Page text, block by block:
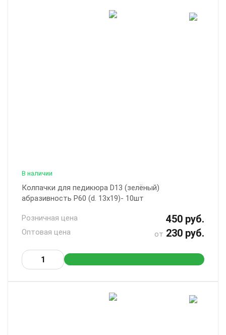
В наличии
Колпачки для педикюра D13 (зелёный)
абразивность Р60 (d. 13x19)- 10шт
Розничная цена 450 руб.
Оптовая цена от 230 руб.